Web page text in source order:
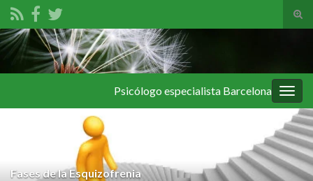
el
Search for:
la
Psicólogo especialista Barcelona
Fases de la Esquizofrenia